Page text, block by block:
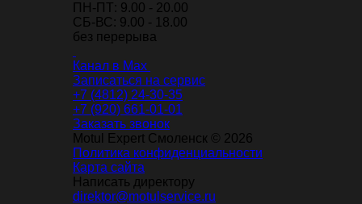
ПН-ПТ: 9.00 - 20.00
СБ-ВС: 9.00 - 18.00
без перерыва
Канал в Max
Записаться на сервис
+7 (4812) 24-30-35
+7 (920) 661-01-01
Заказать звонок
Motul Expert Смоленск © 2026
Политика конфиденциальности
Карта сайта
Написать директору
direktor@motulservice.ru